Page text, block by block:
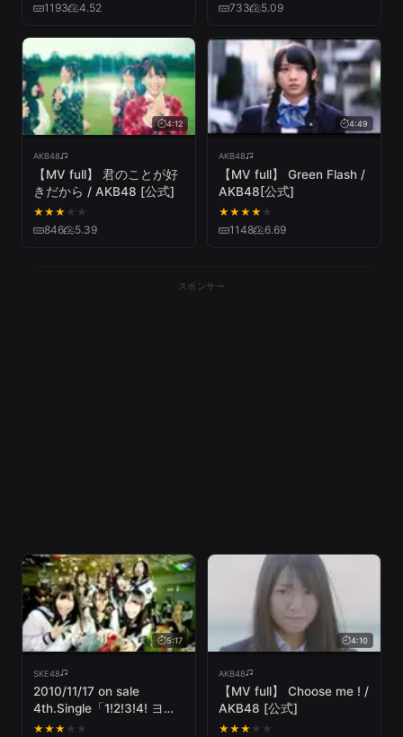
1193 4.52 733 5.09
4:12
AKB48
【MV full】 君のことが好
きだから / AKB48 [公式]
★★★ ★ ★
846 5.39
4:49
AKB48
【MV full】 Green Flash /
AKB48[公式]
★★★★ ★
1148 6.69
スポンサー
5:17
SKE48
2010/11/17 on sale
4th.Single「1!2!3!4! ヨロ
シク!」Music Video
★★★ ★ ★
4:10
AKB48
【MV full】 Choose me ! /
AKB48 [公式]
★★★ ★ ★